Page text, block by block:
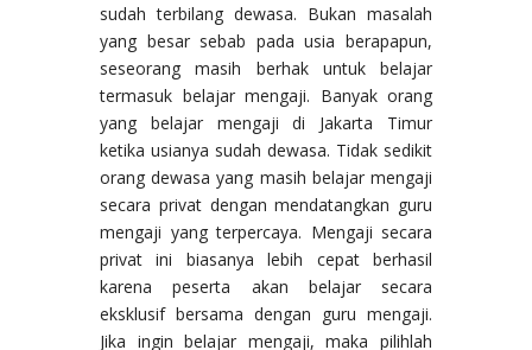
sudah terbilang dewasa. Bukan masalah
yang besar sebab pada usia berapapun,
seseorang masih berhak untuk belajar
termasuk belajar mengaji. Banyak orang
yang belajar mengaji di Jakarta Timur
ketika usianya sudah dewasa. Tidak sedikit
orang dewasa yang masih belajar mengaji
secara privat dengan mendatangkan guru
mengaji yang terpercaya. Mengaji secara
privat ini biasanya lebih cepat berhasil
karena peserta akan belajar secara
eksklusif bersama dengan guru mengaji.
Jika ingin belajar mengaji, maka pilihlah